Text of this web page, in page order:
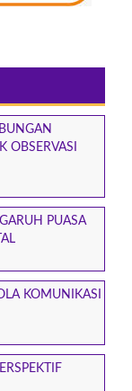
OBSERVASI
PUASA
KOMUNIKASI